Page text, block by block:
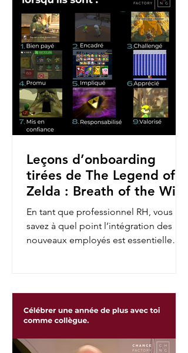
Leçons d’onboarding
tirées de The Legend of
Zelda : Breath of the Wild
En tant que professionnel RH, vous
savez à quel point l’intégration des
nouveaux employés est essentielle